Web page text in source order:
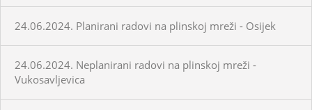
24.06.2024. Planirani radovi na plinskoj mreži - Osijek
24.06.2024. Neplanirani radovi na plinskoj mreži -
Vukosavljevica